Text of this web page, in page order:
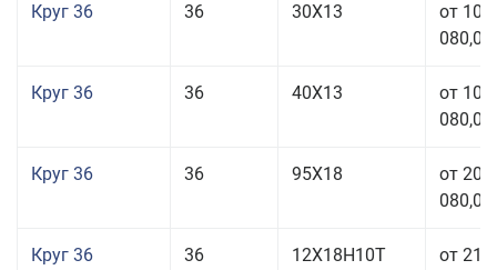
Круг 36 36 30Х13
от 101
080,00
Круг 36 36 40Х13
от 101
080,00
Круг 36 36 95Х18
от 208
080,00
Круг 36 36 12Х18Н10Т
от 210